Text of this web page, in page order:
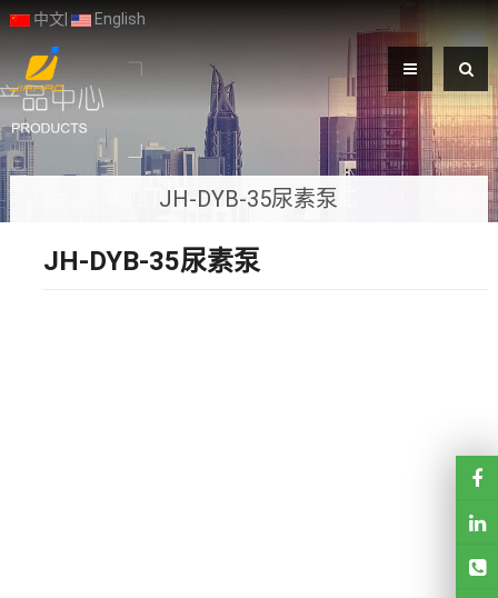
中文| English
JH-DYB-35尿素泵
JH-DYB-35尿素泵